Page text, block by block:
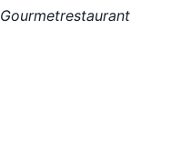
Gourmetrestaurant